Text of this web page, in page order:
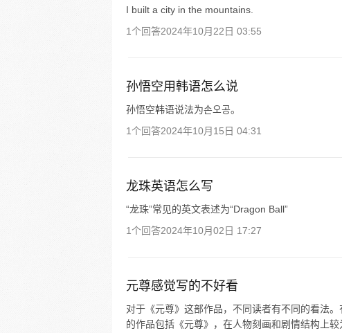
I built a city in the mountains.
1个回答2024年10月22日 03:55
孙悟空用韩语怎么说
孙悟空韩语说法为손오공。
1个回答2024年10月15日 04:31
龙珠英语怎么写
“龙珠”常见的英文表述为“Dragon Ball”
1个回答2024年10月02日 17:27
元尊感觉写的不好看
对于《元尊》这部作品，不同读者有不同的看法
的作品包括《元尊》，在人物刻画和剧情结构上